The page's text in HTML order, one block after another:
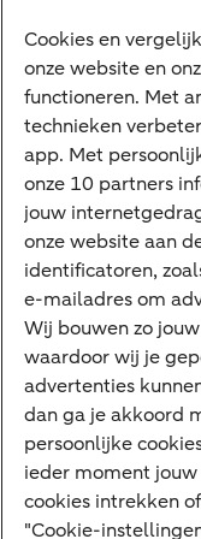
Diensten
VraagHugo
Corporate
Tikkie zakelijk
Cyber Veilig &
Private Banking
Interessant
Sectoren &
Valutacentrum
Alles over PSD2
Business
Cookies en
onze website en
functioneren. Met
technieken
app. Met
onze 10 partners
jouw
onze website aan
identificatoren,
e-mailadres om
Wij bouwen zo
waardoor wij je
advertenties
dan ga je akkoord
persoonlijke
ieder moment
cookies intrekken
"Cookie-